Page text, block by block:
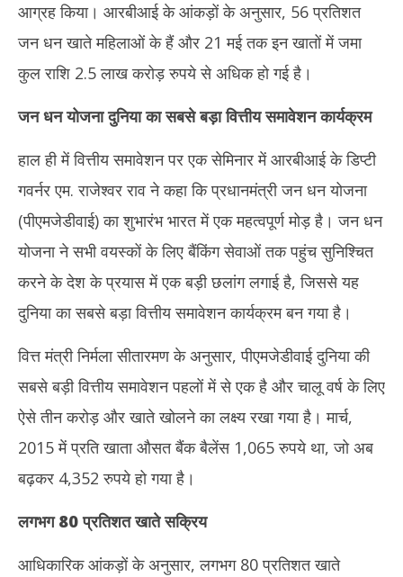
आग्रह किया। आरबीआई के आंकड़ों के अनुसार, 56 प्रतिशत
जन धन खाते महिलाओं के हैं और 21 मई तक इन खातों में जमा
कुल राशि 2.5 लाख करोड़ रुपये से अधिक हो गई है।
जन धन योजना दुनिया का सबसे बड़ा वित्तीय समावेशन कार्यक्रम
हाल ही में वित्तीय समावेशन पर एक सेमिनार में आरबीआई के डिप्टी
गवर्नर एम. राजेश्वर राव ने कहा कि प्रधानमंत्री जन धन योजना
(पीएमजेडीवाई) का शुभारंभ भारत में एक महत्वपूर्ण मोड़ है। जन धन
योजना ने सभी वयस्कों के लिए बैंकिंग सेवाओं तक पहुंच सुनिश्चित
करने के देश के प्रयास में एक बड़ी छलांग लगाई है, जिससे यह
दुनिया का सबसे बड़ा वित्तीय समावेशन कार्यक्रम बन गया है।
वित्त मंत्री निर्मला सीतारमण के अनुसार, पीएमजेडीवाई दुनिया की
सबसे बड़ी वित्तीय समावेशन पहलों में से एक है और चालू वर्ष के लिए
ऐसे तीन करोड़ और खाते खोलने का लक्ष्य रखा गया है। मार्च,
2015 में प्रति खाता औसत बैंक बैलेंस 1,065 रुपये था, जो अब
बढ़कर 4,352 रुपये हो गया है।
लगभग80प्रतिशत खाते सक्रिय
आधिकारिक आंकड़ों के अनुसार, लगभग 80 प्रतिशत खाते